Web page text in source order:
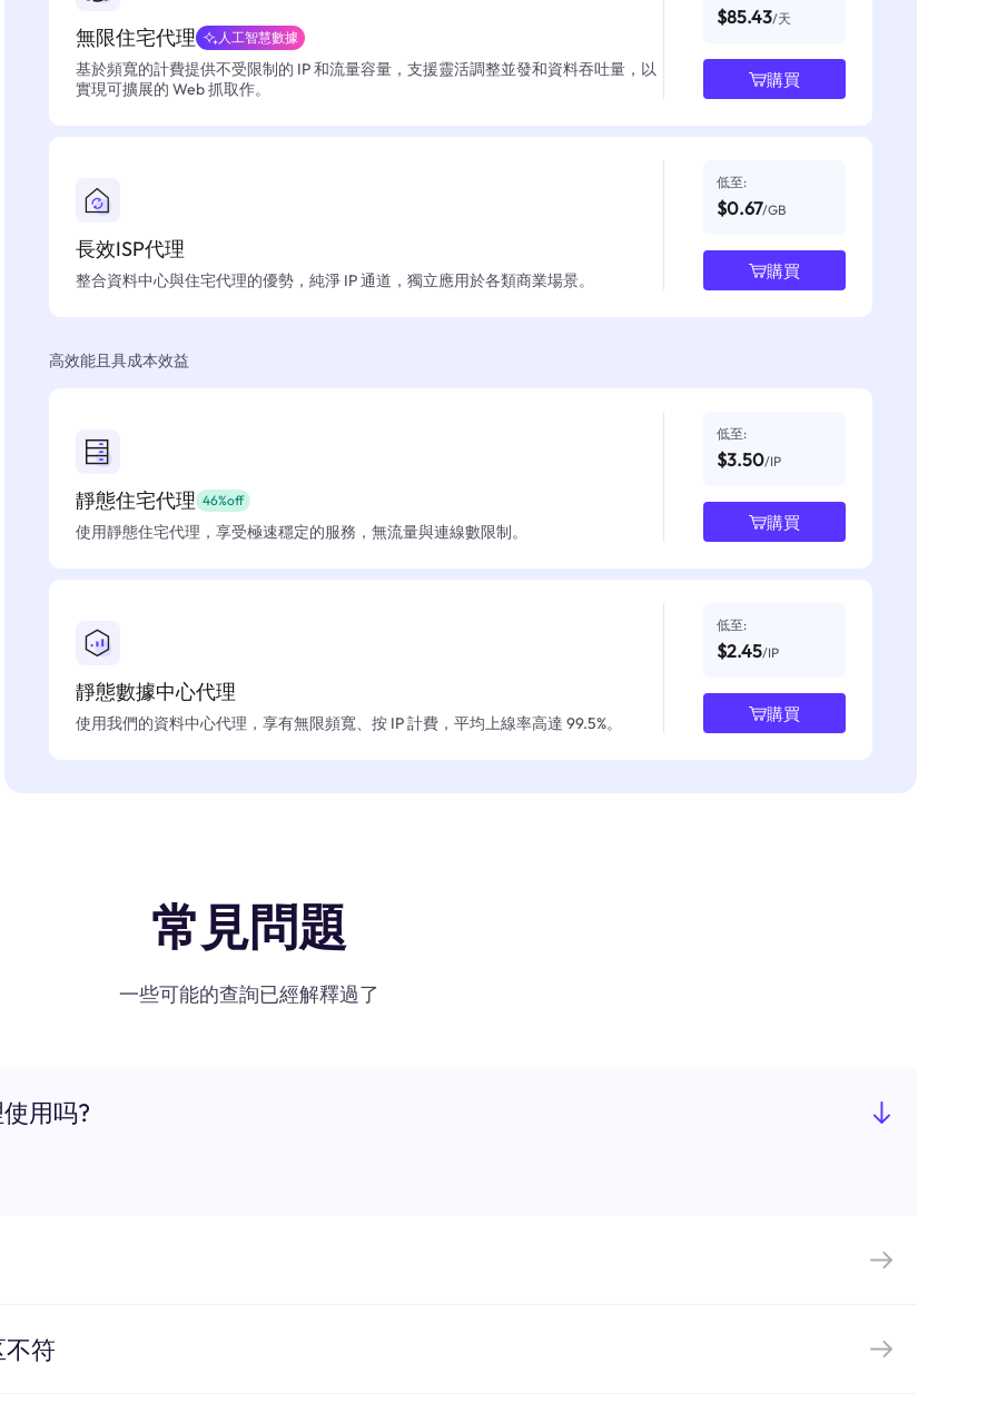
無限住宅代理 人工智慧數據
基於頻寬的計費提供不受限制的 IP 和流量容量，支援靈活調整並發和資料吞吐量，以
實現可擴展的 Web 抓取作。
$85.43/天
購買
長效ISP代理
整合資料中心與住宅代理的優勢，純淨 IP 通道，獨立應用於各類商業場景。
低至:
$0.67/GB
購買
高效能且具成本效益
靜態住宅代理 46%off
使用靜態住宅代理，享受極速穩定的服務，無流量與連線數限制。
低至:
$3.50/IP
購買
靜態數據中心代理
使用我們的資料中心代理，享有無限頻寬、按 IP 計費，平均上線率高達 99.5%。
低至:
$2.45/IP
購買
常見問題
一些可能的查詢已經解釋過了
用吗?
符